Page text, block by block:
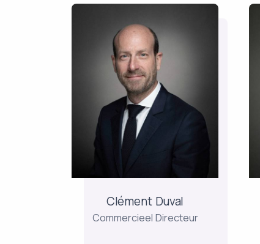
Clément Duval
Commercieel Directeur
Clément Duval
Commercieel Directeur
Hij is verantwoordelijk voor
de opvolging en de
ontwikkeling van de
relaties met de
en hij was voordien
verantwoordelijk voor de
partnerrelaties bij
Richelieu Finance. Hij is